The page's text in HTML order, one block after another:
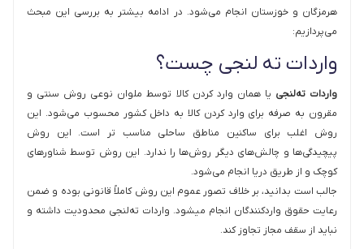
هرمزگان و خوزستان انجام می‌شود. در ادامه بیشتر به بررسی این مبحث
می‌پردازیم:
واردات ته لنجی چست؟
واردات ته‌لنجی یا همان وارد کردن کالا توسط ملوان نوعی روش سنتی و
مقرون به صرفه برای وارد کردن کالا به داخل کشور محسوب می‌شود. این
روش اغلب برای ساکنین مناطق ساحلی مناسب تر است. این روش
پیچیدگی‌ها و چالش‌های دیگر روش‌ها را ندارد. این روش توسط شناورهای
کوچک و از طریق دریا انجام می‌شود.
جالب است بدانید، بر خلاف تصور عموم این روش کاملاً قانونی بوده و ضمن
رعایت حقوق واردکنندگان انجام میشود. واردات ته‌لنجی محدودیت داشته و
نباید از سقف مجاز تجاوز کند.